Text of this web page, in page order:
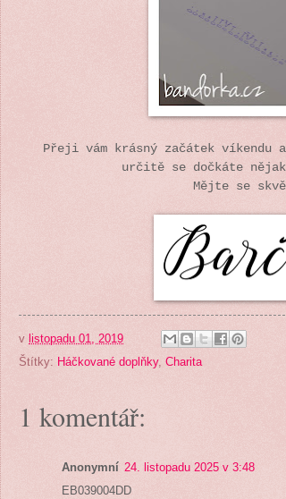
Přeji vám krásný začátek víkendu
určitě se dočkáte
Mějte se
v listopadu 01, 2019
Štítky: Háčkované doplňky, Charita
1 komentář:
Anonymní 24. listopadu 2025 v 3:48
EB039004DD